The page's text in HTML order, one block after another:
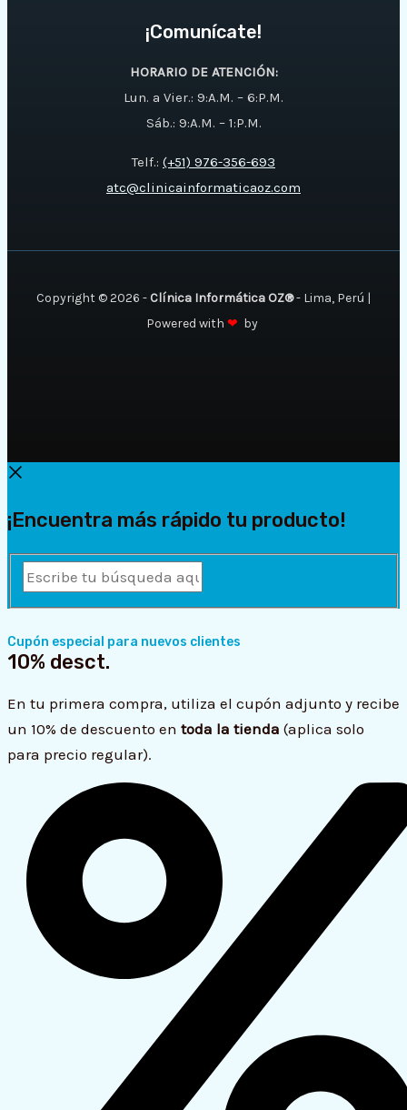
¡Comunícate!
HORARIO DE ATENCIÓN:
Lun. a Vier.: 9:A.M. – 6:P.M.
Sáb.: 9:A.M. – 1:P.M.
Telf.: (+51) 976-356-693
atc@clinicainformaticaoz.com
Copyright © 2026 - Clínica Informática OZ®- Lima, Perú |
Powered with ❤ by
¡Encuentra más rápido tu producto!
Escribe
tu
aquí
y
Enter...
Cupón especial para nuevos clientes
10% desct.
En tu primera compra, utiliza el cupón adjunto y recibe
un 10% de descuento en toda la tienda (aplica solo
para precio regular).